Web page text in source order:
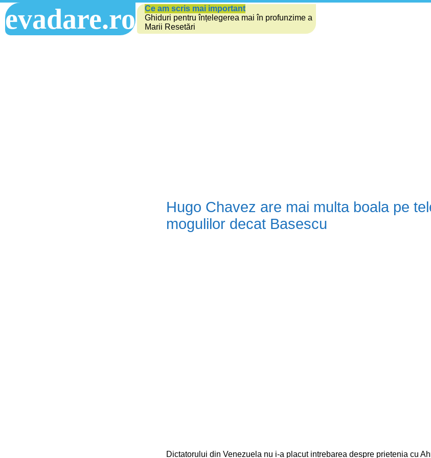
evadare.ro
Ce am scris mai important
Ghiduri pentru înțelegerea mai în profunzime a
Marii Resetări
Hugo Chavez are mai multa boala pe
mogulilor decat Basescu
Dictatorului din Venezuela nu i-a placut intrebarea despre prietenia cu